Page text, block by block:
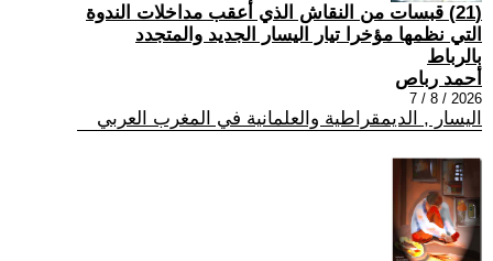
(21) قبسات من النقاش الذي أعقب مداخلات الندوة
التي نظمها مؤخرا تيار اليسار الجديد والمتجدد
بالرباط
أحمد رباص
2026 / 8 / 7
اليسار , الديمقراطية والعلمانية في المغرب العربي